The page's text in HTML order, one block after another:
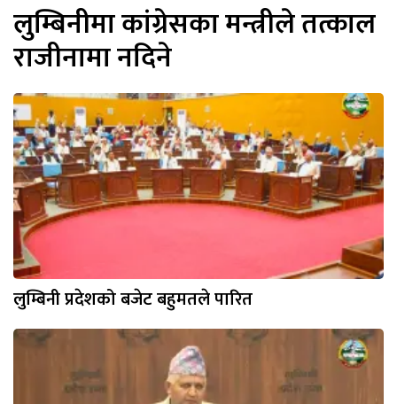
लुम्बिनीमा कांग्रेसका मन्त्रीले तत्काल
राजीनामा नदिने
लुम्बिनी प्रदेशको बजेट बहुमतले पारित